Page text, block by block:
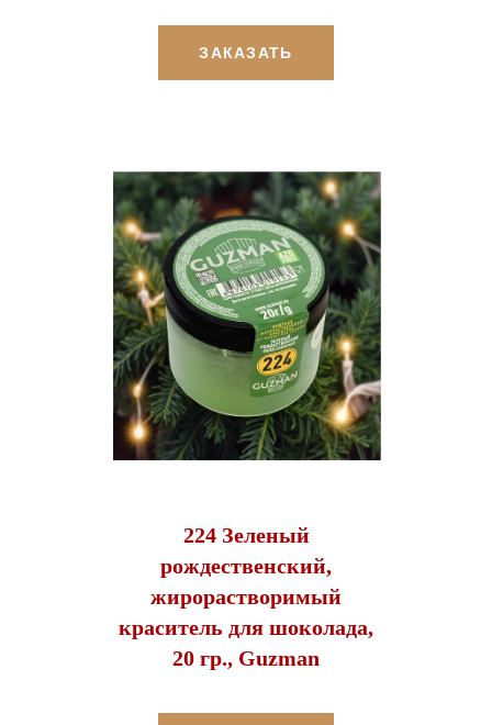
ЗАКАЗАТЬ
224 Зеленый
рождественский,
жирорастворимый
краситель для шоколада,
20 гр., Guzman